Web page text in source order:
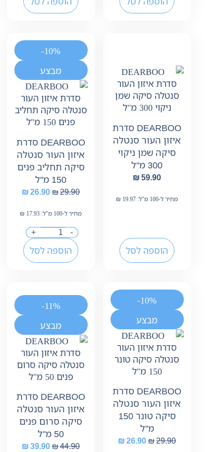
DEARBOO סדרת
איזון העור סנטלה
סיקה שמן ניקוי
300 מ"ל
₪59.90
מחיר ל-100 מ"ל: ₪ 19.97
הוספה לסל
-10%
מבצע
DEARBOO סדרת
איזון העור סנטלה
סיקה תחליב פנים
150 מ"ל
₪29.90
₪26.90
מחיר ל-100 מ"ל: ₪ 17.93
-
+
הוספה לסל
-10%
מבצע
DEARBOO סדרת
איזון העור סנטלה
סיקה טונר 150
מ"ל
₪29.90
₪26.90
-11%
מבצע
DEARBOO סדרת
איזון העור סנטלה
סיקה סרום פנים
50 מ"ל
₪44.90
₪39.90